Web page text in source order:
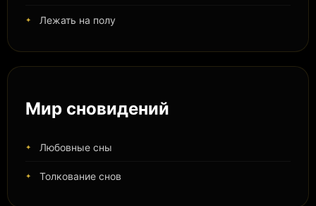
Лежать на полу
Мир сновидений
Любовные сны
Толкование снов